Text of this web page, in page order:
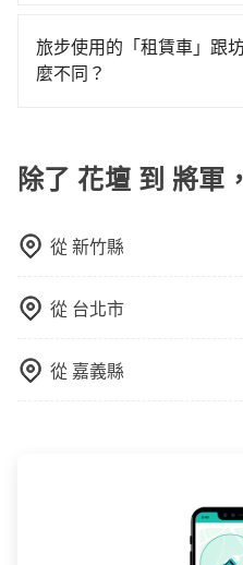
tripool的拼車共乘服務，
用。
客的人來說就有不小的風
看似方便，但實際使用時
策，讓您在規劃行程時能
往市區還是郊區，我們都
們都能提供服務。
旅步使用的「租賃車」跟
麼不同？
為旅步貴賓服務用車。與一
接載的「白牌車」不同。旅
除了 花壇 到 將軍
從新竹縣
從 台北市
從 嘉義縣